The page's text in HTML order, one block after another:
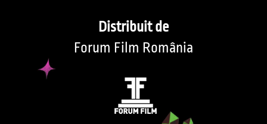
Distribuit de
Forum Film România